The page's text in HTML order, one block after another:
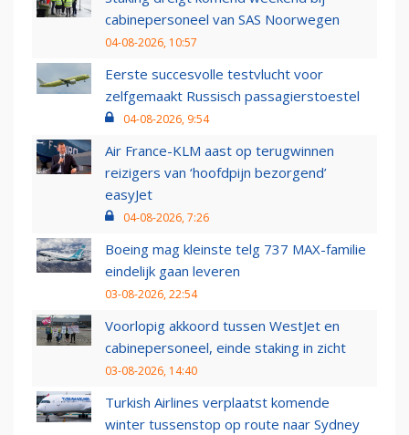
cabinepersoneel van SAS Noorwegen
04-08-2026, 10:57
Eerste succesvolle testvlucht voor
zelfgemaakt Russisch passagierstoestel
04-08-2026, 9:54
Air France-KLM aast op terugwinnen
reizigers van ‘hoofdpijn bezorgend’
easyJet
04-08-2026, 7:26
Boeing mag kleinste telg 737 MAX-familie
eindelijk gaan leveren
03-08-2026, 22:54
Voorlopig akkoord tussen WestJet en
cabinepersoneel, einde staking in zicht
03-08-2026, 14:40
Turkish Airlines verplaatst komende
winter tussenstop op route naar Sydney